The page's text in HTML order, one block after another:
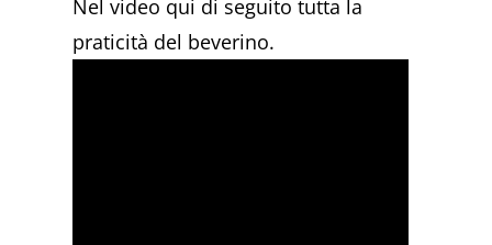
Nel video qui di seguito tutta la
praticità del beverino.